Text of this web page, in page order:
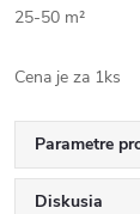
25-50 m²
Cena je za 1ks
Parametre
Diskusia